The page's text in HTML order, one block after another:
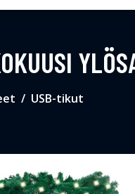
USB-tikut